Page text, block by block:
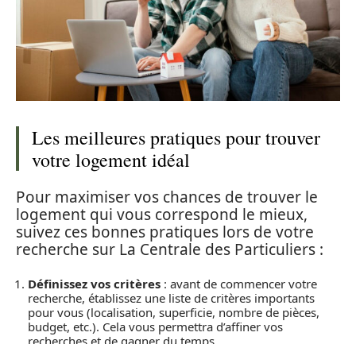
Les meilleures pratiques pour trouver
votre logement idéal
Pour maximiser vos chances de trouver le
logement qui vous correspond le mieux,
suivez ces bonnes pratiques lors de votre
recherche sur La Centrale des Particuliers :
Définissez vos critères : avant de commencer votre
recherche, établissez une liste de critères importants
pour vous (localisation, superficie, nombre de pièces,
budget, etc.). Cela vous permettra d’affiner vos
recherches et de gagner du temps.